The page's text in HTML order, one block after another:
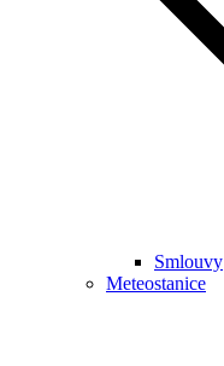
Smlouvy
Meteostanice